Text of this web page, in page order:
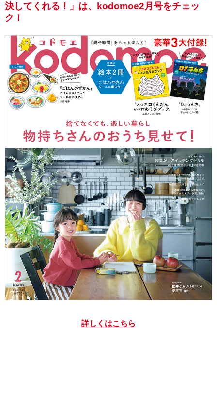
決してくれる！」は、kodomoe2月号をチェッ
ク！
詳しくはこちら